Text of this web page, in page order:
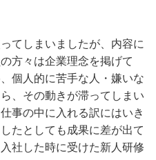
てしまいましたが、内容に
方々は企業理念を掲げて
個人的に苦手な人・嫌いな
、その動きが滞ってしまい
事の中に入れる訳にはいき
たとしても成果に差が出て
社した時に受けた新人研修